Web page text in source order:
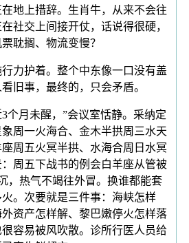
地上措辞。生肖牛，从来不会往
社交上间接开仗，话说得很硬，
耽搁、物流变慢？
护着。整个中东像一口没有盖
旧事，最终的，只会矛盾。
月未醒，”会议室恬静。采纳定
周一火海合、金木半拱周三水天
周五火冥半拱、水海合周日水冥
周五下战书的例会白羊座从管被
，热气不竭往外冒。换谁都能套
火。次要就是三件事：海峡怎样
资产怎样解、黎巴嫩停火怎样落
容易被风吹散。诊所行医人员给